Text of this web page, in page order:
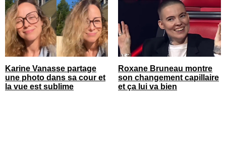
Karine Vanasse partage
une photo dans sa cour et
la vue est sublime
Roxane Bruneau montre
son changement capillaire
et ça lui va bien